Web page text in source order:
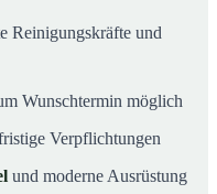
Reinigungskräfte und
Wunschtermin möglich
Verpflichtungen
und moderne Ausrüstung